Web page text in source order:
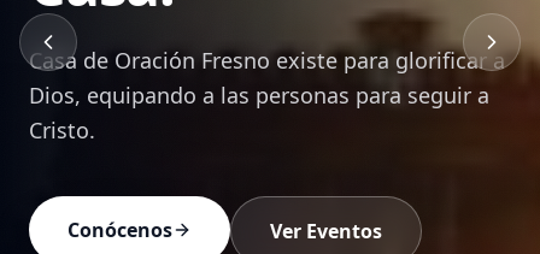
Mensajes bíblicos que edifican, transforman y
equipan a cada creyente para vivir en Cristo.
Devocionales